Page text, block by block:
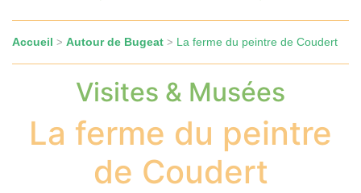
Accueil > Autour de Bugeat > La ferme du peintre de Coudert
Visites & Musées
La ferme du peintre
de Coudert